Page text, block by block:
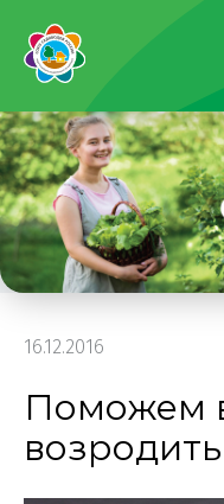
16.12.2016
Поможем